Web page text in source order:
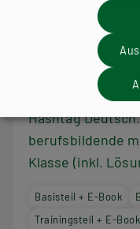
HLFS/LFS
Hashtag
berufsbildende
Klasse (inkl.
Basisteil + E-Book
Trainingsteil + E-Book